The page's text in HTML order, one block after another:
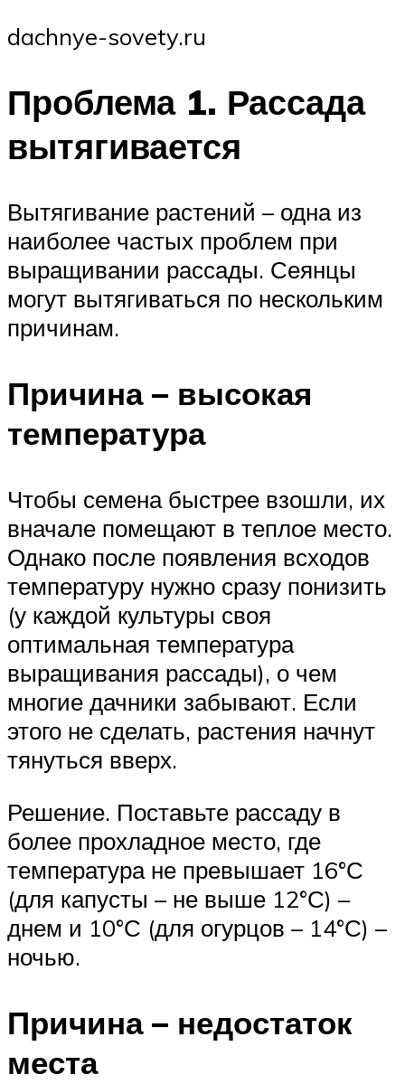
dachnye-sovety.ru
Проблема 1. Рассада
вытягивается
Вытягивание растений – одна из
наиболее частых проблем при
выращивании рассады. Сеянцы
могут вытягиваться по нескольким
причинам.
Причина – высокая
температура
Чтобы семена быстрее взошли, их
вначале помещают в теплое место.
Однако после появления всходов
температуру нужно сразу понизить
(у каждой культуры своя
оптимальная температура
выращивания рассады), о чем
многие дачники забывают. Если
этого не сделать, растения начнут
тянуться вверх.
Решение. Поставьте рассаду в
более прохладное место, где
температура не превышает 16°С
(для капусты – не выше 12°С) –
днем и 10°С (для огурцов – 14°С) –
ночью.
Причина – недостаток
места